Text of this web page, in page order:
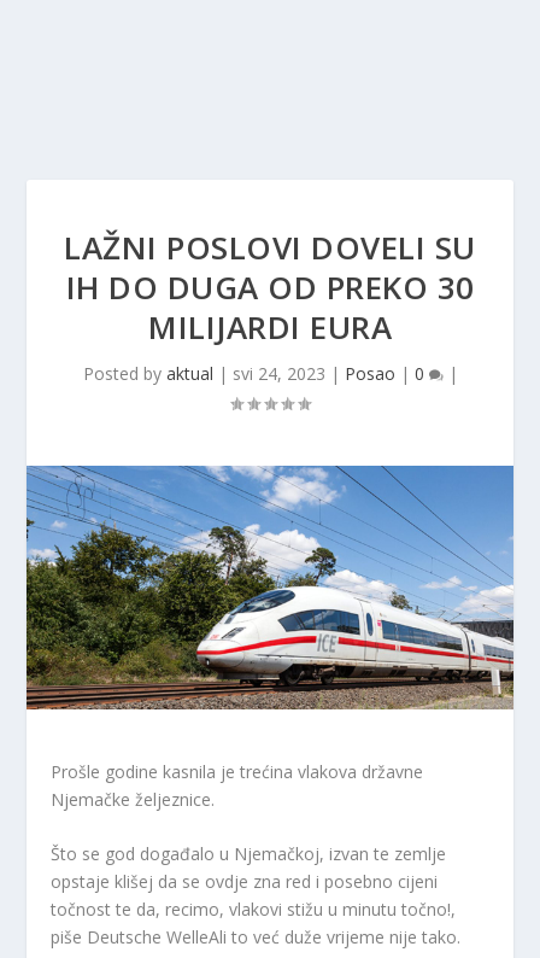
LAŽNI POSLOVI DOVELI SU
IH DO DUGA OD PREKO 30
MILIJARDI EURA
Posted by aktual | svi 24, 2023 | Posao | 0 |
Prošle godine kasnila je trećina vlakova državne
Njemačke željeznice.
Što se god događalo u Njemačkoj, izvan te zemlje
opstaje klišej da se ovdje zna red i posebno cijeni
točnost te da, recimo, vlakovi stižu u minutu točno!,
piše Deutsche WelleAli to već duže vrijeme nije tako.